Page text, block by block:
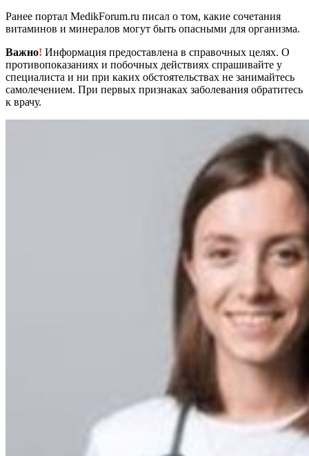
Ранее портал MedikForum.ru писал о том, какие сочетания
витаминов и минералов могут быть опасными для организма.
Важно! Информация предоставлена в справочных целях. О
противопоказаниях и побочных действиях спрашивайте у
специалиста и ни при каких обстоятельствах не занимайтесь
самолечением. При первых признаках заболевания обратитесь
к врачу.